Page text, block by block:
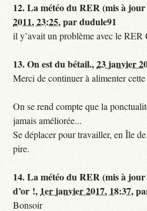
12.La météo du RER (mis à
2011, 23:25,pardudule91
il y’avait un problème avec le RER
13.On est du bétail.,23 janvier
Merci de continuer à alimenter cette
On se rend compte que la
jamais améliorée...
Se déplacer pour travailler, en Île
pire.
14.La météo du RER (mis à
d’or !, 1er janvier 2017, 18:37,
Bonsoir